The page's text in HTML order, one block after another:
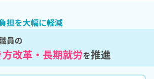
担を大幅に軽減
員の
方改革・長期就労を推進